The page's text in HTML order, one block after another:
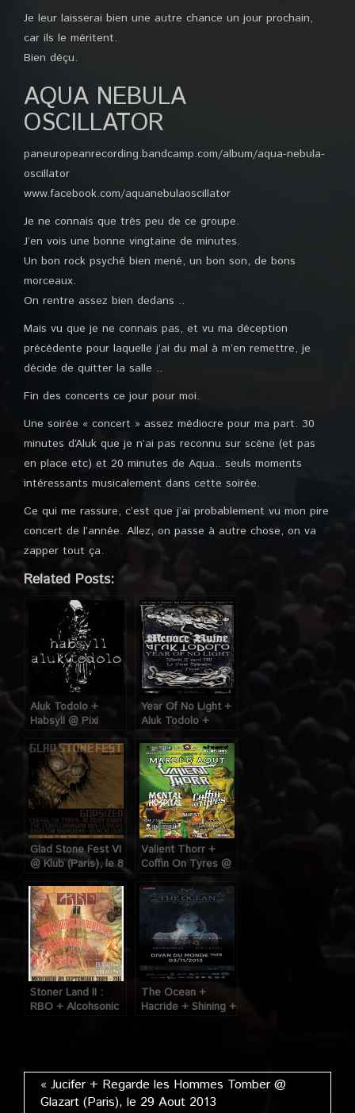
Je leur laisserai bien une autre chance un jour prochain,
car ils le méritent.
Bien déçu.
AQUA NEBULA
OSCILLATOR
paneuropeanrecording.bandcamp.com/album/aqua-nebula-
oscillator
www.facebook.com/aquanebulaoscillator
Je ne connais que très peu de ce groupe.
J’en vois une bonne vingtaine de minutes.
Un bon rock psyché bien mené, un bon son, de bons
morceaux.
On rentre assez bien dedans ..
Mais vu que je ne connais pas, et vu ma déception
précédente pour laquelle j’ai du mal à m’en remettre, je
décide de quitter la salle ..
Fin des concerts ce jour pour moi.
Une soirée « concert » assez médiocre pour ma part. 30
minutes d’Aluk que je n’ai pas reconnu sur scène (et pas
en place etc) et 20 minutes de Aqua.. seuls moments
intéressants musicalement dans cette soirée.
Ce qui me rassure, c’est que j’ai probablement vu mon pire
concert de l’année. Allez, on passe à autre chose, on va
zapper tout ça.
Related Posts:
Aluk Todolo +
Habsyll @ Pixi
septembre 2009
Year Of No Light +
Aluk Todolo +
Menace Ruine @
Point Éphémère
(Paris), le 12 Avril
2011
Glad Stone Fest VI
@ Klub (Paris), le 8
Valient Thorr +
Coffin On Tyres @
Klub (Paris), le 6
Aout 2013
Stoner Land II :
RBO + Alcohsonic
The Ocean +
Hacride + Shining +
« Jucifer + Regarde les Hommes Tomber @
Glazart (Paris), le 29 Aout 2013